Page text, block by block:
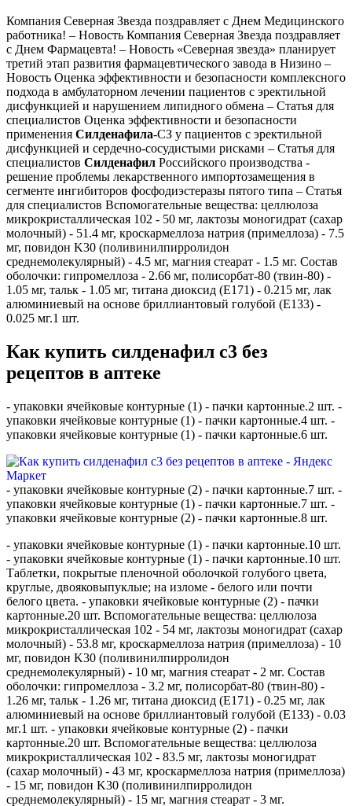
Компания Северная Звезда поздравляет с Днем Медицинского
работника! – Новость Компания Северная Звезда поздравляет
с Днем Фармацевта! – Новость «Северная звезда» планирует
третий этап развития фармацевтического завода в Низино –
Новость Оценка эффективности и безопасности комплексного
подхода в амбулаторном лечении пациентов c эректильной
дисфункцией и нарушением липидного обмена – Статья для
специалистов Оценка эффективности и безопасности
применения Силденафила-СЗ у пациентов с эректильной
дисфункцией и сердечно-сосудистыми рисками – Статья для
специалистов Силденафил Российского производства -
решение проблемы лекарственного импортозамещения в
сегменте ингибиторов фосфодиэстеразы пятого типа – Статья
для специалистов Вспомогательные вещества: целлюлоза
микрокристаллическая 102 - 50 мг, лактозы моногидрат (сахар
молочный) - 51.4 мг, кроскармеллоза натрия (примеллоза) - 7.5
мг, повидон K30 (поливинилпирролидон
среднемолекулярный) - 4.5 мг, магния стеарат - 1.5 мг. Состав
оболочки: гипромеллоза - 2.66 мг, полисорбат-80 (твин-80) -
1.05 мг, тальк - 1.05 мг, титана диоксид (E171) - 0.215 мг, лак
алюминиевый на основе бриллиантовый голубой (E133) -
0.025 мг.1 шт.
Как купить силденафил с3 без
рецептов в аптеке
- упаковки ячейковые контурные (1) - пачки картонные.2 шт. -
упаковки ячейковые контурные (1) - пачки картонные.4 шт. -
упаковки ячейковые контурные (1) - пачки картонные.6 шт.
- упаковки ячейковые контурные (2) - пачки картонные.7 шт. -
упаковки ячейковые контурные (1) - пачки картонные.7 шт. -
упаковки ячейковые контурные (2) - пачки картонные.8 шт.
- упаковки ячейковые контурные (1) - пачки картонные.10 шт.
- упаковки ячейковые контурные (1) - пачки картонные.10 шт.
Таблетки, покрытые пленочной оболочкой голубого цвета,
круглые, двояковыпуклые; на изломе - белого или почти
белого цвета. - упаковки ячейковые контурные (2) - пачки
картонные.20 шт. Вспомогательные вещества: целлюлоза
микрокристаллическая 102 - 54 мг, лактозы моногидрат (сахар
молочный) - 53.8 мг, кроскармеллоза натрия (примеллоза) - 10
мг, повидон K30 (поливинилпирролидон
среднемолекулярный) - 10 мг, магния стеарат - 2 мг. Состав
оболочки: гипромеллоза - 3.2 мг, полисорбат-80 (твин-80) -
1.26 мг, тальк - 1.26 мг, титана диоксид (E171) - 0.25 мг, лак
алюминиевый на основе бриллиантовый голубой (E133) - 0.03
мг.1 шт. - упаковки ячейковые контурные (2) - пачки
картонные.20 шт. Вспомогательные вещества: целлюлоза
микрокристаллическая 102 - 83.5 мг, лактозы моногидрат
(сахар молочный) - 43 мг, кроскармеллоза натрия (примеллоза)
- 15 мг, повидон K30 (поливинилпирролидон
среднемолекулярный) - 15 мг, магния стеарат - 3 мг.